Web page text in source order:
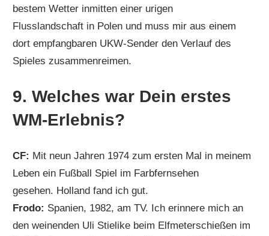
bestem Wetter inmitten einer urigen
Flusslandschaft in Polen und muss mir aus einem
dort empfangbaren UKW-Sender den Verlauf des
Spieles zusammenreimen.
9. Welches war Dein erstes
WM-Erlebnis?
CF: Mit neun Jahren 1974 zum ersten Mal in meinem
Leben ein Fußball Spiel im Farbfernsehen
gesehen. Holland fand ich gut.
Frodo: Spanien, 1982, am TV. Ich erinnere mich an
den weinenden Uli Stielike beim Elfmeterschießen im